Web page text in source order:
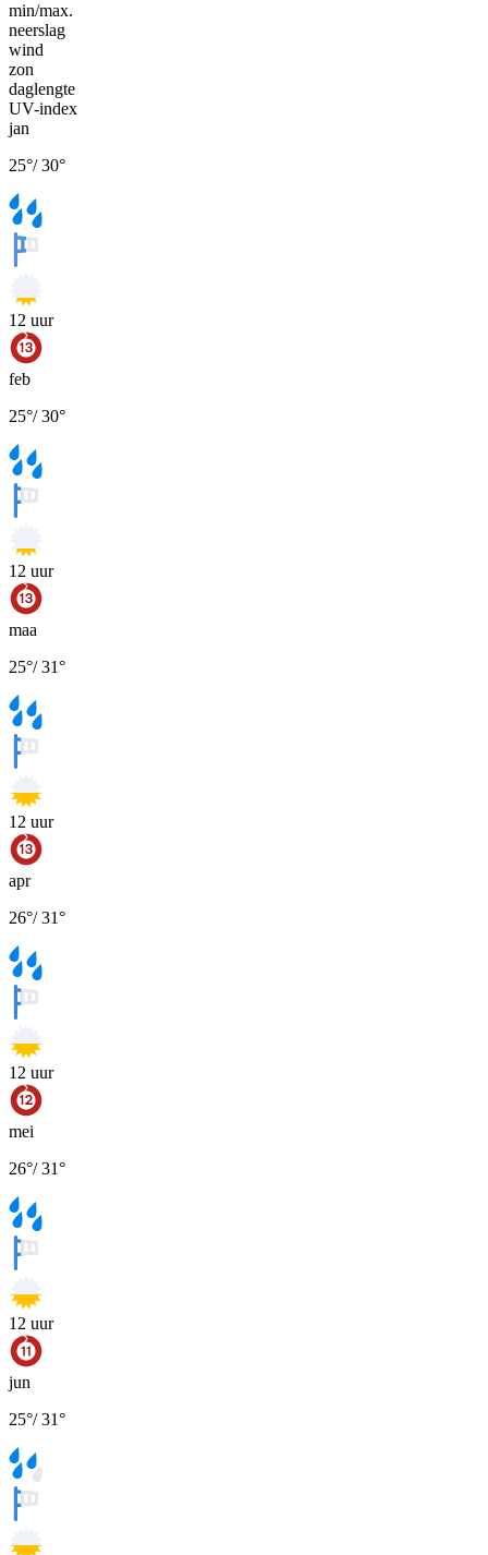
min/max.
neerslag
wind
zon
daglengte
UV-index
jan
25°/30°
12 uur
feb
25°/30°
12 uur
maa
25°/31°
12 uur
apr
26°/31°
12 uur
mei
26°/31°
12 uur
jun
25°/31°